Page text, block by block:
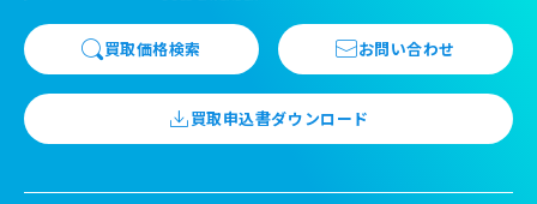
買取価格検索 お問い合わせ
買取申込書ダウンロード